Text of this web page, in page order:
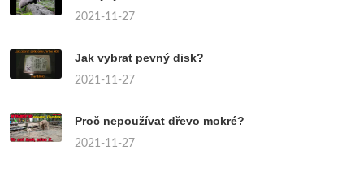
2021-11-27
Jak vybrat pevný disk?
2021-11-27
Proč nepoužívat dřevo mokré?
2021-11-27